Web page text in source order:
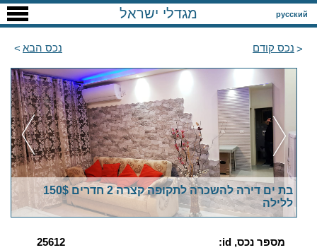
русский מגדלי ישראל
נכס קודם נכס הבא
בת ים דירה להשכרה לתקופה קצרה 2 חדרים 150$
ללילה
מספר נכס, id:
25612